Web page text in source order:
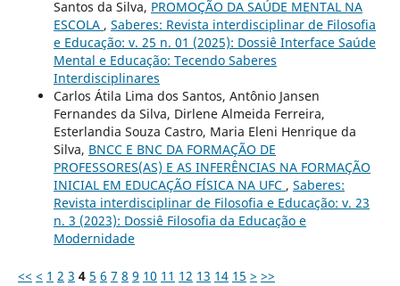
Santos da Silva, PROMOÇÃO DA SAÚDE MENTAL NA
ESCOLA , Saberes: Revista interdisciplinar de Filosofia
e Educação: v. 25 n. 01 (2025): Dossiê Interface Saúde
Mental e Educação: Tecendo Saberes
Interdisciplinares
Carlos Átila Lima dos Santos, Antônio Jansen
Fernandes da Silva, Dirlene Almeida Ferreira,
Esterlandia Souza Castro, Maria Eleni Henrique da
Silva, BNCC E BNC DA FORMAÇÃO DE
PROFESSORES(AS) E AS INFERÊNCIAS NA FORMAÇÃO
INICIAL EM EDUCAÇÃO FÍSICA NA UFC , Saberes:
Revista interdisciplinar de Filosofia e Educação: v. 23
n. 3 (2023): Dossiê Filosofia da Educação e
Modernidade
<< < 1 2 3 4 5 6 7 8 9 10 11 12 13 14 15 > >>